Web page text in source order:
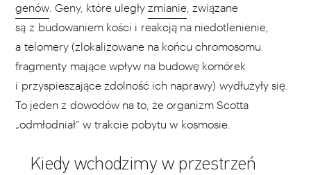
genów . Geny, które uległy zmianie , związane
są z budowaniem kości i reakcją na niedotlenienie,
a telomery (zlokalizowane na końcu chromosomu
fragmenty mające wpływ na budowę komórek
i przyspieszające zdolność ich naprawy) wydłużyły się.
To jeden z dowodów na to, że organizm Scotta
„odmłodniał” w trakcie pobytu w kosmosie.
Kiedy wchodzimy w przestrzeń